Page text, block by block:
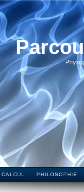
CALCUL PHILOSOPHIE